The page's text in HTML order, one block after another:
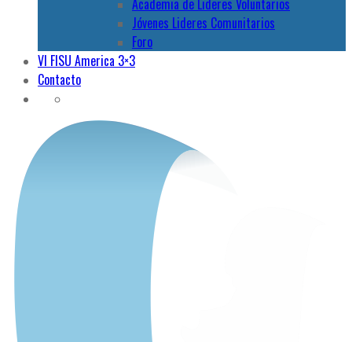
Jóvenes Lideres Comunitarios
Foro
VI FISU America 3×3
Contacto